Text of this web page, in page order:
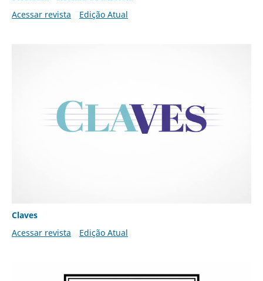
Acessar revista
Edição Atual
Claves
Acessar revista
Edição Atual